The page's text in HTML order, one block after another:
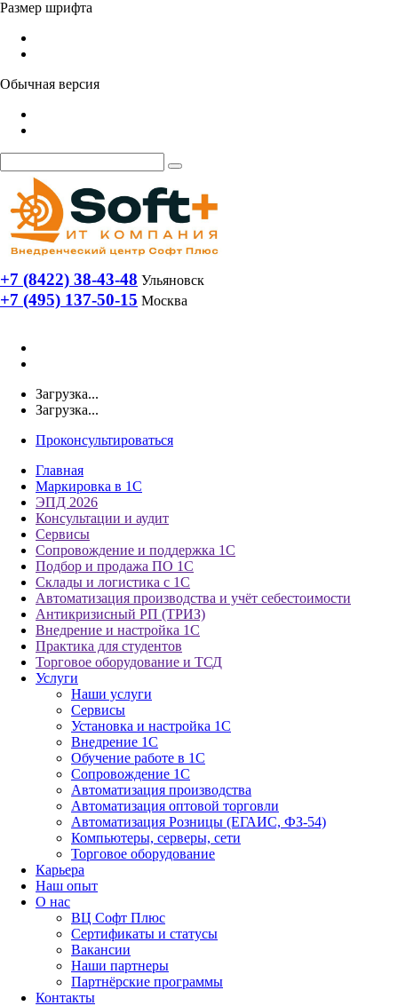
Размер шрифта
Обычная версия
+7 (8422) 38-43-48 Ульяновск
+7 (495) 137-50-15 Москва
Загрузка...
Загрузка...
Проконсультироваться
Главная
Маркировка в 1С
ЭПД 2026
Консультации и аудит
Сервисы
Сопровождение и поддержка 1С
Подбор и продажа ПО 1С
Склады и логистика с 1С
Автоматизация производства и учёт себестоимости
Антикризисный РП (ТРИЗ)
Внедрение и настройка 1С
Практика для студентов
Торговое оборудование и ТСД
Услуги
Наши услуги
Сервисы
Установка и настройка 1С
Внедрение 1С
Обучение работе в 1С
Сопровождение 1С
Автоматизация производства
Автоматизация оптовой торговли
Автоматизация Розницы (ЕГАИС, ФЗ-54)
Компьютеры, серверы, сети
Торговое оборудование
Карьера
Наш опыт
О нас
ВЦ Софт Плюс
Сертификаты и статусы
Вакансии
Наши партнеры
Партнёрские программы
Контакты